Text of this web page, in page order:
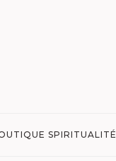
SPIRITUALITÉ